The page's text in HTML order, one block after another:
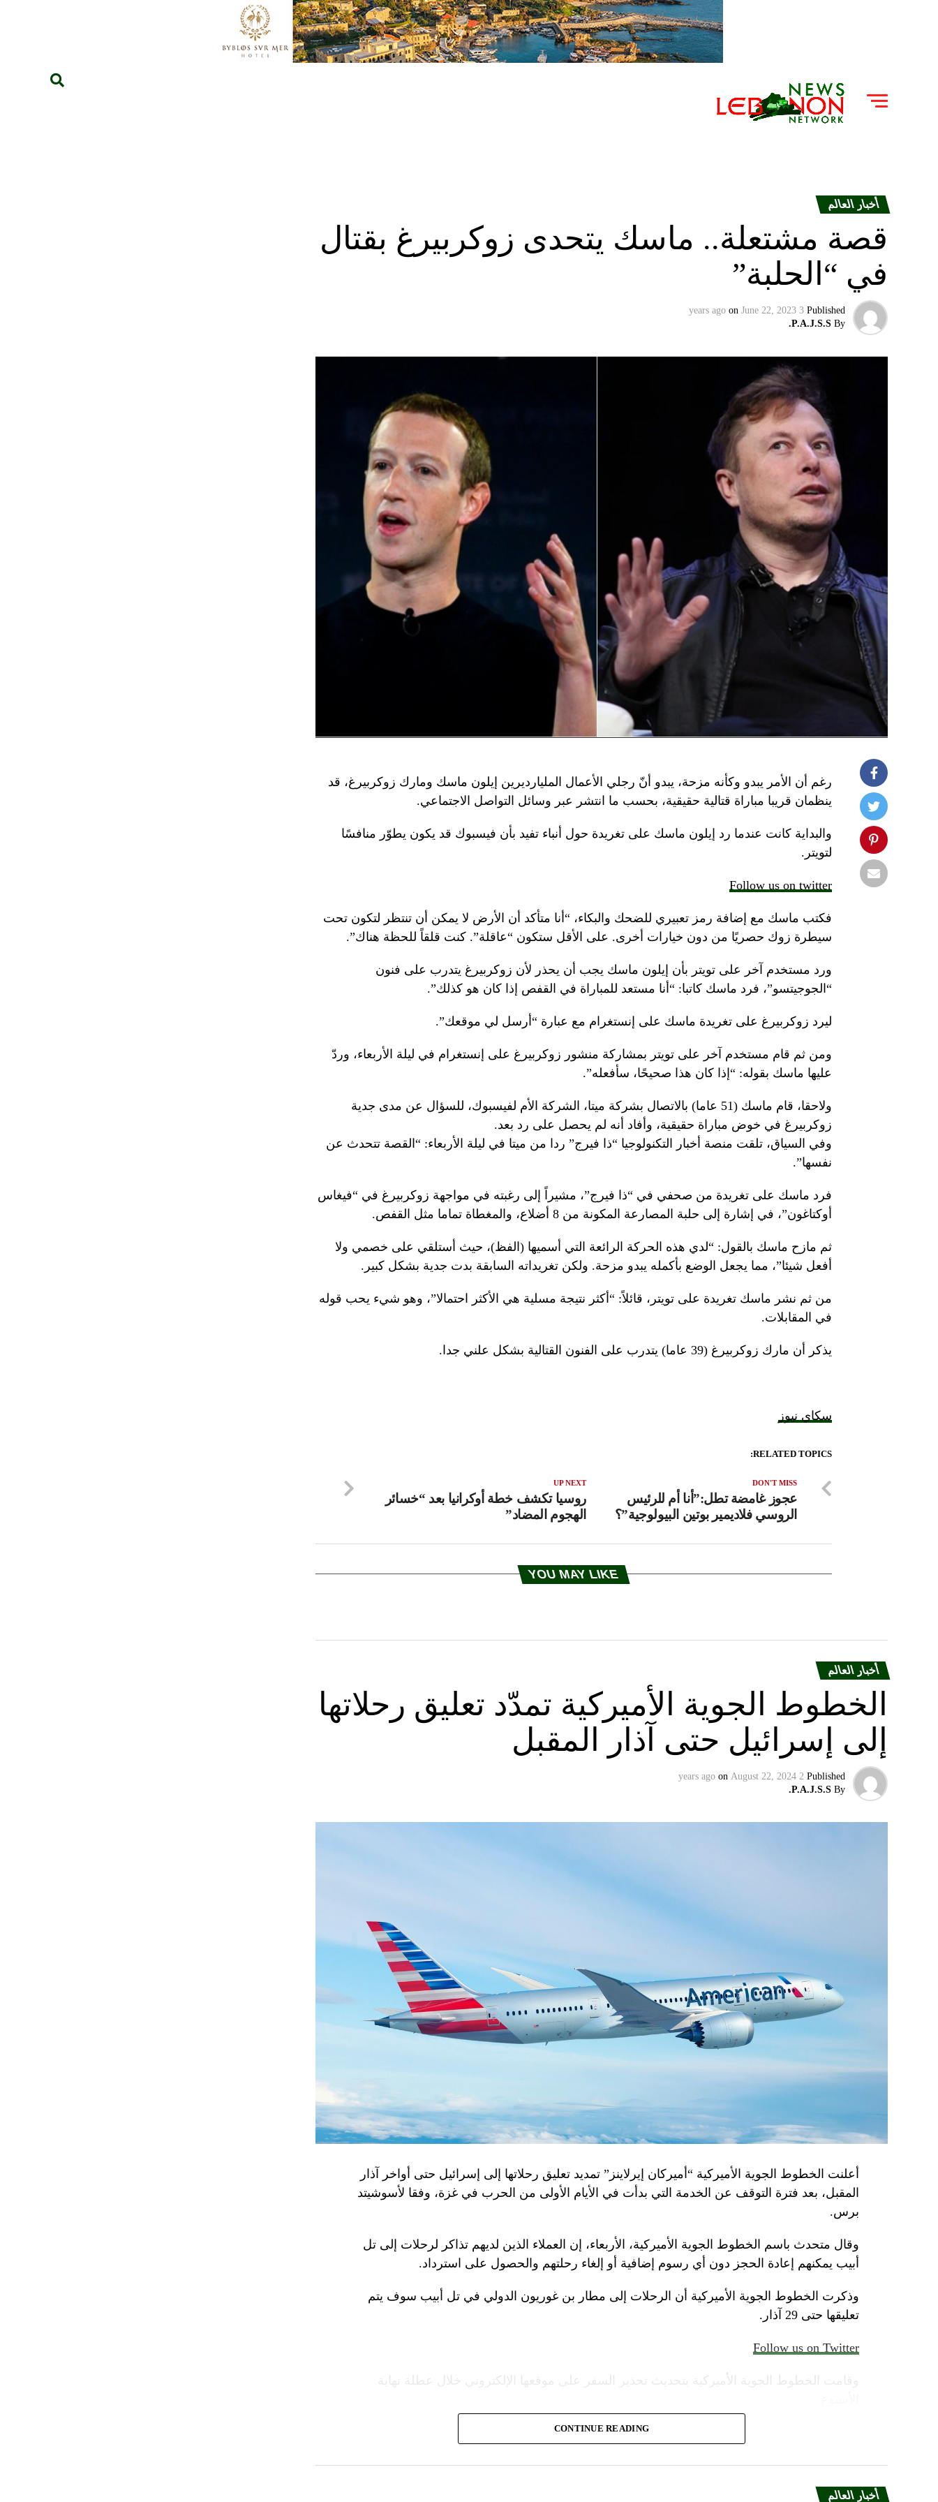
أخبار العالم
قصة مشتعلة.. ماسك يتحدى زوكربيرغ بقتال
في “الحلبة”
Published
3 years ago
on June 22, 2023
By
P.A.J.S.S.
رغم أن الأمر يبدو وكأنه مزحة، يبدو أنّ رجلي الأعمال المليارديرين إيلون ماسك ومارك زوكربيرغ، قد
ينظمان قريبا مباراة قتالية حقيقية، بحسب ما انتشر عبر وسائل التواصل الاجتماعي.
والبداية كانت عندما رد إيلون ماسك على تغريدة حول أنباء تفيد بأن فيسبوك قد يكون يطوّر منافسًا
لتويتر.
Follow us on twitter
فكتب ماسك مع إضافة رمز تعبيري للضحك والبكاء، “أنا متأكد أن الأرض لا يمكن أن تنتظر لتكون تحت
سيطرة زوك حصريًا من دون خيارات أخرى. على الأقل ستكون “عاقلة”. كنت قلقاً للحظة هناك”.
ورد مستخدم آخر على تويتر بأن إيلون ماسك يجب أن يحذر لأن زوكربيرغ يتدرب على فنون
“الجوجيتسو”، فرد ماسك كاتبا: “أنا مستعد للمباراة في القفص إذا كان هو كذلك”.
ليرد زوكربيرغ على تغريدة ماسك على إنستغرام مع عبارة “أرسل لي موقعك”.
ومن ثم قام مستخدم آخر على تويتر بمشاركة منشور زوكربيرغ على إنستغرام في ليلة الأربعاء، وردّ
عليها ماسك بقوله: “إذا كان هذا صحيحًا، سأفعله”.
ولاحقا، قام ماسك (51 عاما) بالاتصال بشركة ميتا، الشركة الأم لفيسبوك، للسؤال عن مدى جدية
زوكربيرغ في خوض مباراة حقيقية، وأفاد أنه لم يحصل على رد بعد.
وفي السياق، تلقت منصة أخبار التكنولوجيا “ذا فيرج” ردا من ميتا في ليلة الأربعاء: “القصة تتحدث عن
نفسها”.
فرد ماسك على تغريدة من صحفي في “ذا فيرج”، مشيراً إلى رغبته في مواجهة زوكربيرغ في “فيغاس
أوكتاغون”، في إشارة إلى حلبة المصارعة المكونة من 8 أضلاع، والمغطاة تماما مثل القفص.
ثم مازح ماسك بالقول: “لدي هذه الحركة الرائعة التي أسميها (الفظ)، حيث أستلقي على خصمي ولا
أفعل شيئا”، مما يجعل الوضع بأكمله يبدو مزحة. ولكن تغريداته السابقة بدت جدية بشكل كبير.
من ثم نشر ماسك تغريدة على تويتر، قائلاً: “أكثر نتيجة مسلية هي الأكثر احتمالا”، وهو شيء يحب قوله
في المقابلات.
يذكر أن مارك زوكربيرغ (39 عاما) يتدرب على الفنون القتالية بشكل علني جدا.
سكاي نيوز
RELATED TOPICS:
UP NEXT
روسيا تكشف خطة أوكرانيا بعد “خسائر
الهجوم المضاد”
DON'T MISS
عجوز غامضة تطل:”أنا أم للرئيس
الروسي فلاديمير بوتين البيولوجية”؟
YOU MAY LIKE
أخبار العالم
الخطوط الجوية الأميركية تمدّد تعليق رحلاتها
إلى إسرائيل حتى آذار المقبل
Published
2 years ago
on August 22, 2024
By
P.A.J.S.S.
أعلنت الخطوط الجوية الأميركية “أميركان إيرلاينز” تمديد تعليق رحلاتها إلى إسرائيل حتى أواخر آذار
المقبل، بعد فترة التوقف عن الخدمة التي بدأت في الأيام الأولى من الحرب في غزة، وفقا لأسوشيتد
برس.
وقال متحدث باسم الخطوط الجوية الأميركية، الأربعاء، إن العملاء الذين لديهم تذاكر لرحلات إلى تل
أبيب يمكنهم إعادة الحجز دون أي رسوم إضافية أو إلغاء رحلتهم والحصول على استرداد.
وذكرت الخطوط الجوية الأميركية أن الرحلات إلى مطار بن غوريون الدولي في تل أبيب سوف يتم
تعليقها حتى 29 آذار.
Follow us on Twitter
وقامت الخطوط الجوية الأميركية بتحديث تحذير السفر على موقعها الإلكتروني خلال عطلة نهاية
وأضاف المتحدث “سنواصل العمل بشكل وثيق مع شركات الطيران الشريكة لمساعدة العملاء
CONTINUE READING
أخبار العالم